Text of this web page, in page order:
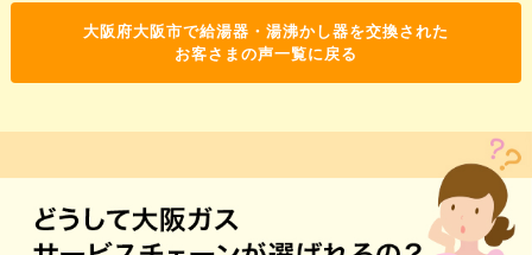
大阪府大阪市で給湯器・湯沸かし器を交換された
お客さまの声一覧に戻る